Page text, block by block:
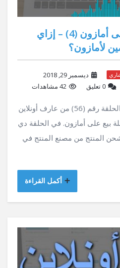
حلقة 56 – بيع على أمازون (4) – إزاي
لأمازون؟
ديسمبر 29, 2018
‫0 تعليق 42 مشاهدات
اهلا و سهلا بيكم في ملخص الحلقة رقم (56) من عارف أونلاين
بيع على أمازون. في الحلقة دي
المنتج من مصنع المنتج في
أكمل القراءة